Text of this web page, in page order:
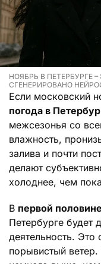
НОЯБРЬ В ПЕТЕРБУРГЕ
СГЕНЕРИРОВАНО
Если московский
погода в
межсезонья со
влажность,
залива и почти
делают
холоднее, чем
В первой
Петербурге будет
деятельность. Это
порывистый